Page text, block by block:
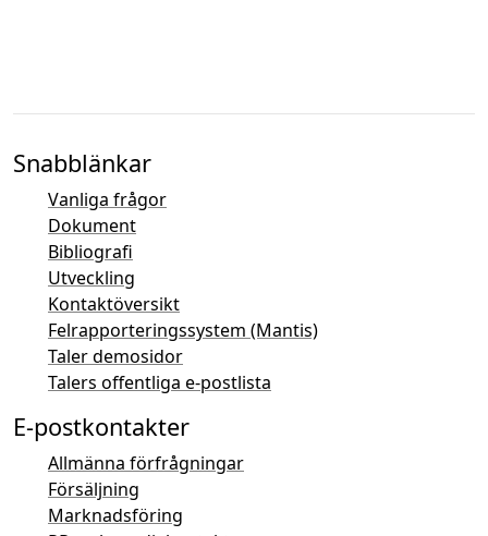
Snabblänkar
Vanliga frågor
Dokument
Bibliografi
Utveckling
Kontaktöversikt
Felrapporteringssystem (Mantis)
Taler demosidor
Talers offentliga e-postlista
E-postkontakter
Allmänna förfrågningar
Försäljning
Marknadsföring